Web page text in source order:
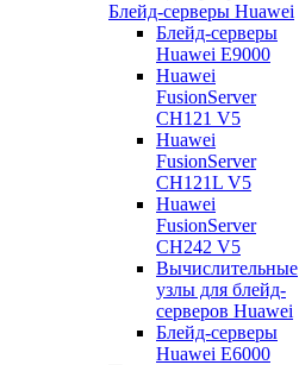
Блейд-серверы Huawei
Блейд-серверы
Huawei E9000
Huawei
FusionServer
CH121 V5
Huawei
FusionServer
CH121L V5
Huawei
FusionServer
CH242 V5
Вычислительные
узлы для блейд-
серверов Huawei
Блейд-серверы
Huawei E6000